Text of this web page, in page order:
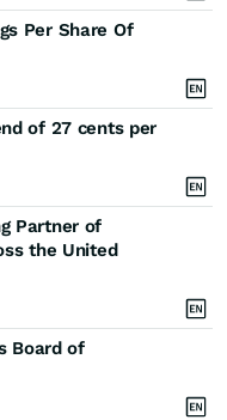
Per Share Of
of 27 cents per
Partner of
the United
Board of